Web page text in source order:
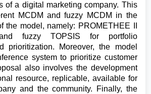
of a digital marketing company. This
MCDM and fuzzy MCDM in the
the model, namely: PROMETHEE II
fuzzy TOPSIS for portfolio
prioritization. Moreover, the model
system to prioritize customer
also involves the development
resource, replicable, available for
and the community. Finally, the